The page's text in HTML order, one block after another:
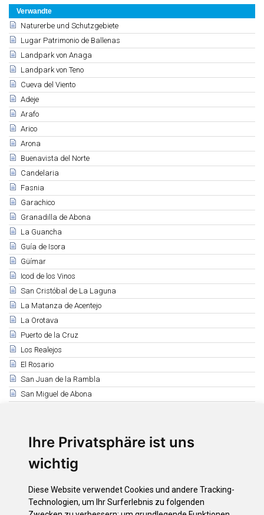
Ihre Privatsphäre ist uns
wichtig
Diese Website verwendet Cookies und andere Tracking-
Technologien, um Ihr Surferlebnis zu folgenden
Verwandte
Naturerbe und Schutzgebiete
Lugar Patrimonio de Ballenas
Landpark von Anaga
Landpark von Teno
Cueva del Viento
Adeje
Arafo
Arico
Arona
Buenavista del Norte
Candelaria
Fasnia
Garachico
Granadilla de Abona
La Guancha
Guía de Isora
Güímar
Icod de los Vinos
San Cristóbal de La Laguna
La Matanza de Acentejo
La Orotava
Puerto de la Cruz
Los Realejos
El Rosario
San Juan de la Rambla
San Miguel de Abona
Santiago del Teide
Los Silos
El Tanque
Tegueste